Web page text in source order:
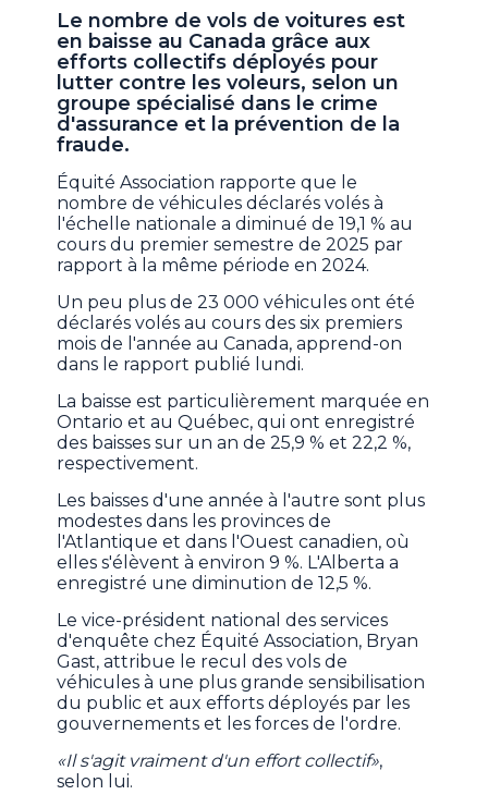
Le nombre de vols de voitures est
en baisse au Canada grâce aux
efforts collectifs déployés pour
lutter contre les voleurs, selon un
groupe spécialisé dans le crime
d'assurance et la prévention de la
fraude.
Équité Association rapporte que le
nombre de véhicules déclarés volés à
l'échelle nationale a diminué de 19,1 % au
cours du premier semestre de 2025 par
rapport à la même période en 2024.
Un peu plus de 23 000 véhicules ont été
déclarés volés au cours des six premiers
mois de l'année au Canada, apprend-on
dans le rapport publié lundi.
La baisse est particulièrement marquée en
Ontario et au Québec, qui ont enregistré
des baisses sur un an de 25,9 % et 22,2 %,
respectivement.
Les baisses d'une année à l'autre sont plus
modestes dans les provinces de
l'Atlantique et dans l'Ouest canadien, où
elles s'élèvent à environ 9 %. L'Alberta a
enregistré une diminution de 12,5 %.
Le vice-président national des services
d'enquête chez Équité Association, Bryan
Gast, attribue le recul des vols de
véhicules à une plus grande sensibilisation
du public et aux efforts déployés par les
gouvernements et les forces de l'ordre.
«Il s'agit vraiment d'un effort collectif»,
selon lui.